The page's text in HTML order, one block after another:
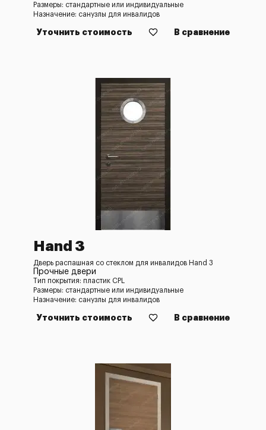
Размеры: стандартные или индивидуальные
Назначение: санузлы для инвалидов
Уточнить стоимость В сравнение
Hand 3
Дверь распашная со стеклом для инвалидов Hand 3
Прочные двери
Тип покрытия: пластик CPL
Размеры: стандартные или индивидуальные
Назначение: санузлы для инвалидов
Уточнить стоимость В сравнение